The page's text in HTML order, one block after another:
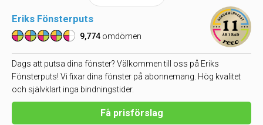
Eriks Fönsterputs
9,774 omdömen
Dags att putsa dina fönster? Välkommen till oss på Eriks
Fönsterputs! Vi fixar dina fönster på abonnemang. Hög kvalitet
och självklart inga bindningstider.
Få prisförslag